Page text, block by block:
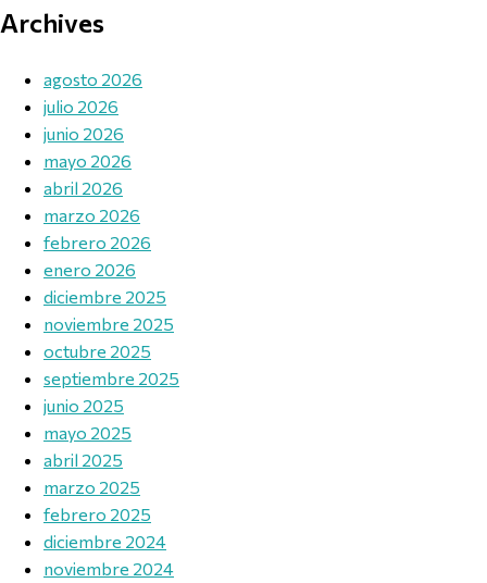
Archives
agosto 2026
julio 2026
junio 2026
mayo 2026
abril 2026
marzo 2026
febrero 2026
enero 2026
diciembre 2025
noviembre 2025
octubre 2025
septiembre 2025
junio 2025
mayo 2025
abril 2025
marzo 2025
febrero 2025
diciembre 2024
noviembre 2024